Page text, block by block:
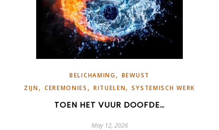
BELICHAMING, BEWUST
ZIJN, CEREMONIES , RITUELEN,SYSTEMISCH WERK
TOEN HET VUUR DOOFDE…
May 12, 2026